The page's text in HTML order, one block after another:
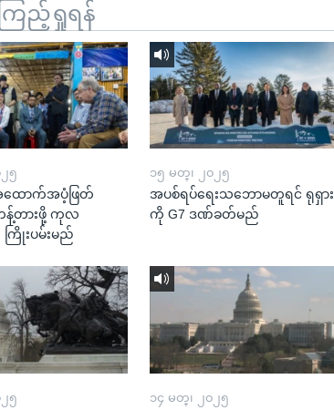
ြည့်ရှုရန်
၅
ထောက်အပံ့ဖြတ်
တားဖို့ ကုလ
ြိုးပမ်းမည်
၁၅ မတ္၊ ၂၀၂၅
အပစ်ရပ်ရေးသဘောမတူရင် ရုရှား
ကို G7 ဒဏ်ခတ်မည်
၅ ၁၄ မတ္၊ ၂၀၂၅